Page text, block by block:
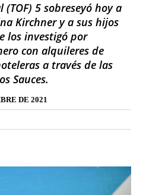
5 sobreseyó hoy a
Kirchner y a sus hijos
los investigó por
con alquileres de
a través de las
Sauces.
DE 2021